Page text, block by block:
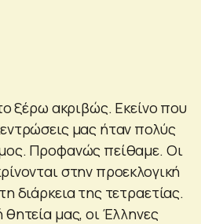
ξέρω ακριβώς. Εκείνο που
μας ήταν πολύς
Προφανώς πείθαμε. Οι
στην προεκλογική
διάρκεια της τετραετίας.
θητεία μας, οι Έλληνες